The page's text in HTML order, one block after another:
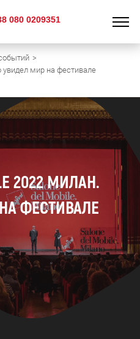
080 0209351
мир на фестивале
2022 МИЛАН.
ФЕСТИВАЛЕ